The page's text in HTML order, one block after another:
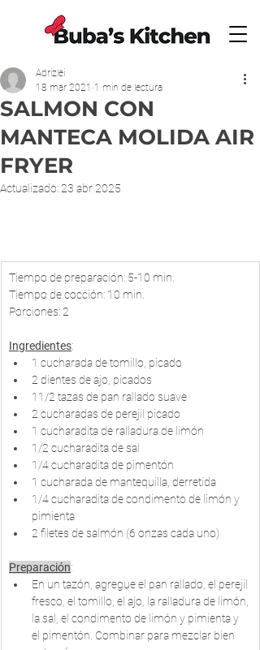
SALMON CON
MANTECA MOLIDA AIR
FRYER
Adrizlei
18 mar 2021 1 min de lectura
Actualizado:23 abr 2025
​Tiempo de preparación: 5-10 min.
Tiempo de cocción: 10 min.
Porciones: 2
Ingredientes:
1 cucharada de tomillo, picado
2 dientes de ajo, picados
11/2 tazas de pan rallado suave
2 cucharadas de perejil picado
1 cucharadita de ralladura de limón
1/2 cucharadita de sal
1/4 cucharadita de pimentón
1 cucharada de mantequilla, derretida
1/4 cucharadita de condimento de limón y
pimienta
2 filetes de salmón (6 onzas cada uno)
Preparación:
En un tazón, agregue el pan rallado, el perejil
fresco, el tomillo, el ajo, la ralladura de limón,
la sal, el condimento de limón y pimienta y
el pimentón. Combinar para mezclar bien